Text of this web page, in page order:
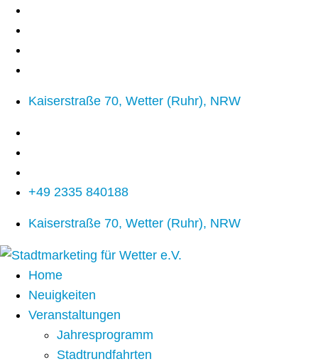
Kaiserstraße 70, Wetter (Ruhr), NRW
+49 2335 840188
Kaiserstraße 70, Wetter (Ruhr), NRW
Home
Neuigkeiten
Veranstaltungen
Jahresprogramm
Stadtrundfahrten